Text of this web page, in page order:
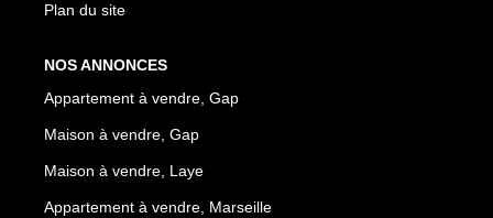
Plan du site
NOS ANNONCES
Appartement à vendre, Gap
Maison à vendre, Gap
Maison à vendre, Laye
Appartement à vendre, Marseille